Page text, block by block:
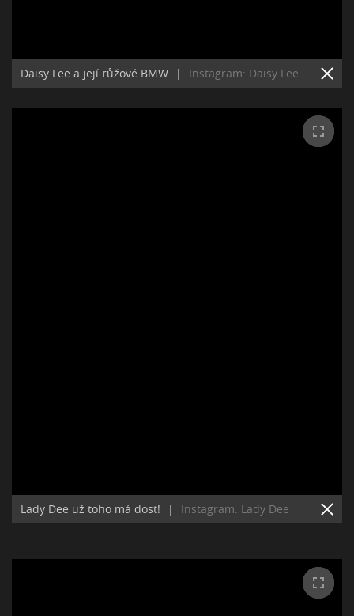
Daisy Lee a její růžové BMW | Instagram: Daisy Lee
Lady Dee už toho má dost! | Instagram: Lady Dee